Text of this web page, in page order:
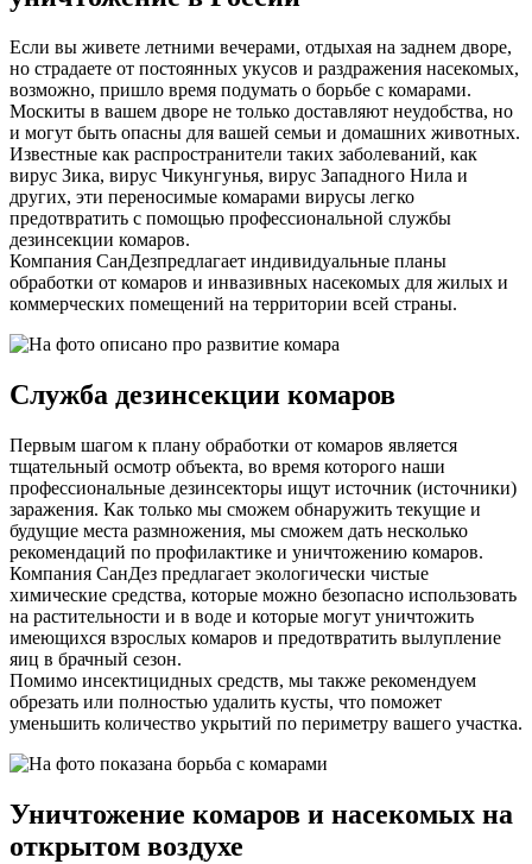
Если вы живете летними вечерами, отдыхая на заднем дворе,
но страдаете от постоянных укусов и раздражения насекомых,
возможно, пришло время подумать о борьбе с комарами.
Москиты в вашем дворе не только доставляют неудобства, но
и могут быть опасны для вашей семьи и домашних животных.
Известные как распространители таких заболеваний, как
вирус Зика, вирус Чикунгунья, вирус Западного Нила и
других, эти переносимые комарами вирусы легко
предотвратить с помощью профессиональной службы
дезинсекции комаров.
Компания СанДезпредлагает индивидуальные планы
обработки от комаров и инвазивных насекомых для жилых и
коммерческих помещений на территории всей страны.
Служба дезинсекции комаров
Первым шагом к плану обработки от комаров является
тщательный осмотр объекта, во время которого наши
профессиональные дезинсекторы ищут источник (источники)
заражения. Как только мы сможем обнаружить текущие и
будущие места размножения, мы сможем дать несколько
рекомендаций по профилактике и уничтожению комаров.
Компания СанДез предлагает экологически чистые
химические средства, которые можно безопасно использовать
на растительности и в воде и которые могут уничтожить
имеющихся взрослых комаров и предотвратить вылупление
яиц в брачный сезон.
Помимо инсектицидных средств, мы также рекомендуем
обрезать или полностью удалить кусты, что поможет
уменьшить количество укрытий по периметру вашего участка.
Уничтожение комаров и насекомых на
открытом воздухе